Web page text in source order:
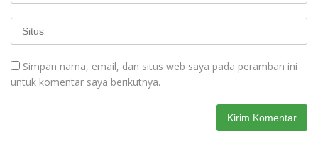
Simpan nama, email, dan situs web saya pada peramban ini
untuk komentar saya berikutnya.